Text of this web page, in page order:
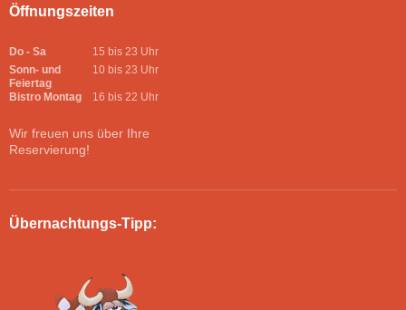
Öffnungszeiten
Do - Sa
15 bis 23 Uhr
Sonn- und
Feiertag
10 bis 23 Uhr
Bistro Montag 16 bis 22 Uhr
Wir freuen uns über Ihre
Reservierung!
Übernachtungs-Tipp: